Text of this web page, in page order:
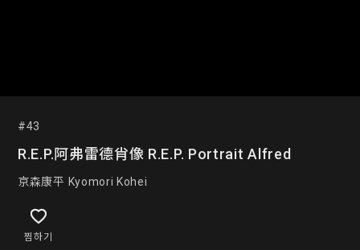
#43
R.E.P.阿弗雷德肖像 R.E.P. Portrait Alfred
京森康平 Kyomori Kohei
찜하기